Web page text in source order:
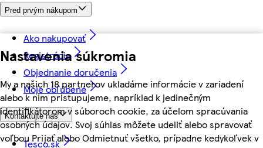
Nastavenia súkromia
My a našich 18 partnerov ukladáme informácie v zariadení
alebo k nim pristupujeme, napríklad k jedinečným
identifikátorom v súboroch cookie, za účelom spracúvania
osobných údajov. Svoj súhlas môžete udeliť alebo spravovať
voľbou Prijať alebo Odmietnuť všetko, prípadne kedykoľvek v
Pred prvým nákupom
Ako nakupovať
Registrácia
Objednanie doručenia
Moje obľúbené
Kontaktujte nás
Tesco.sk